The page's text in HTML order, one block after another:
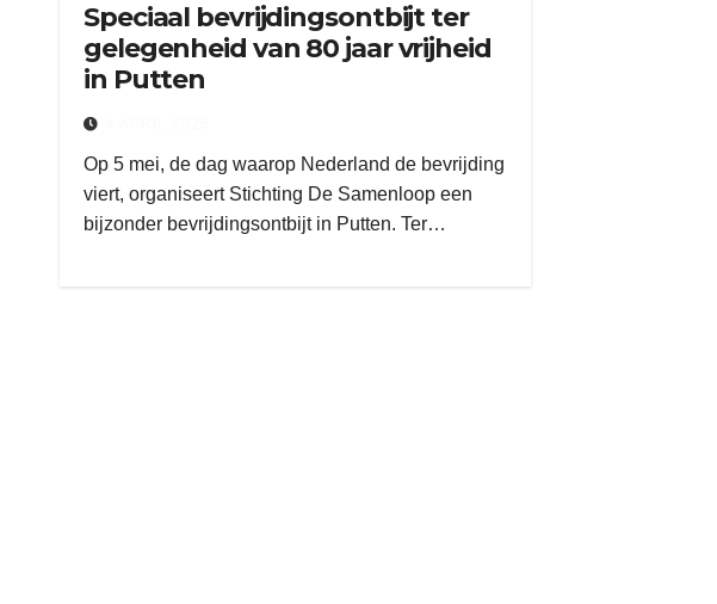
Speciaal bevrijdingsontbijt ter
gelegenheid van 80 jaar vrijheid
in Putten
Op 5 mei, de dag waarop Nederland de bevrijding
viert, organiseert Stichting De Samenloop een
bijzonder bevrijdingsontbijt in Putten. Ter…